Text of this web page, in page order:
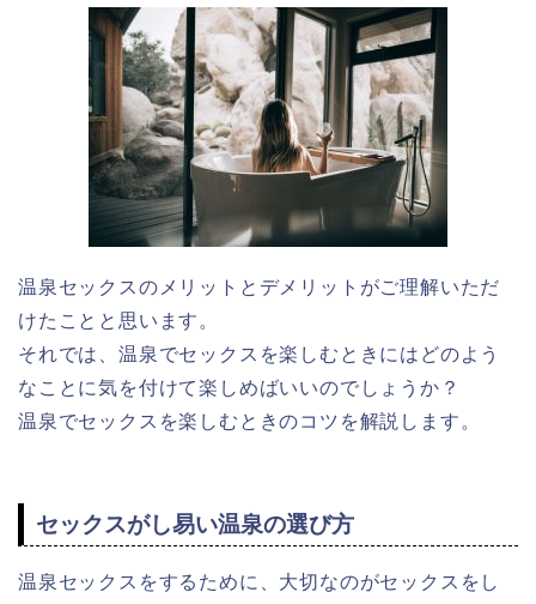
温泉セックスのメリットとデメリットがご理解いただ
けたことと思います。
それでは、温泉でセックスを楽しむときにはどのよう
なことに気を付けて楽しめばいいのでしょうか？
温泉でセックスを楽しむときのコツを解説します。
セックスがし易い温泉の選び方
温泉セックスをするために、大切なのがセックスをし